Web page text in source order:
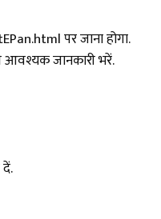
पर जाना होगा.
जानकारी भरें.